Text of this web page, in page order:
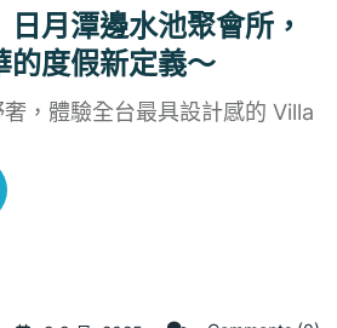
日月潭邊水池聚會所，
的度假新定義～
，體驗全台最具設計感的 Villa